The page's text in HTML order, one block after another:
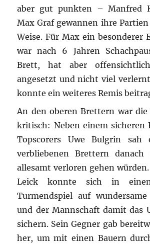
aber gut punkten – Manfred
Max Graf gewannen ihre Partien
Weise. Für Max ein besonderer
war nach 6 Jahren
Brett, hat aber
angesetzt und nicht viel
konnte ein weiteres Remis
An den oberen Brettern war die
kritisch: Neben einem sicheren
Topscorers Uwe Bulgrin
verbliebenen Brettern danach
allesamt verloren gehen
Leick konnte sich in
Turmendspiel auf
und der Mannschaft damit das
sichern. Sein Gegner gab
her, um mit einen Bauern